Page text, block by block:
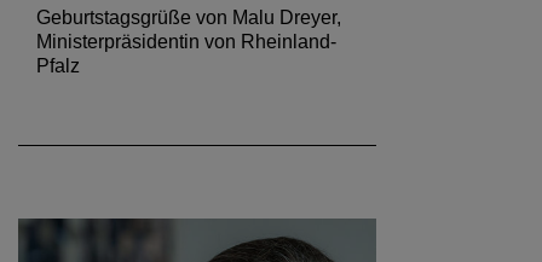
Geburtstagsgrüße von Malu Dreyer,
Ministerpräsidentin von Rheinland-
Pfalz